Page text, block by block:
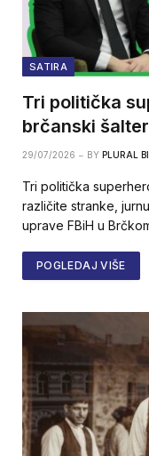
SATIRA
Tri politička
brčanski šalter
29/07/2026 BY PLURAL
Tri politička
različite stranke,
uprave FBiH u
POGLEDAJ VIŠE